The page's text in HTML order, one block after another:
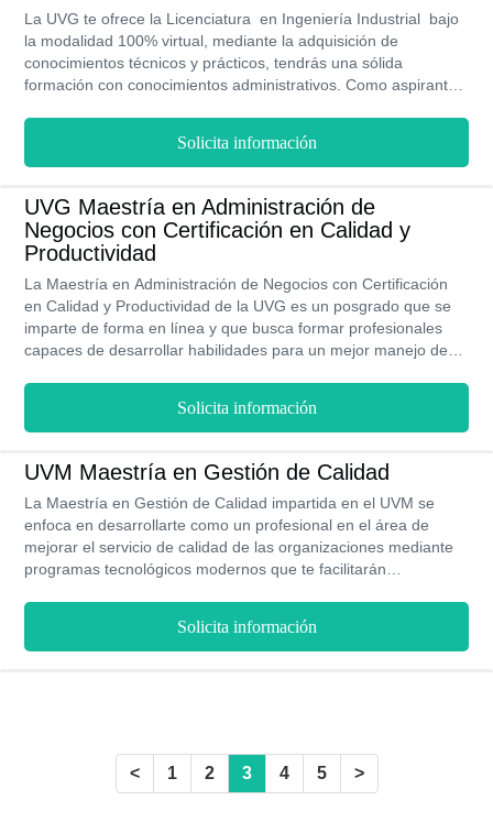
empresariales.
La UVG te ofrece la Licenciatura en Ingeniería Industrial bajo
la modalidad 100% virtual, mediante la adquisición de
conocimientos técnicos y prácticos, tendrás una sólida
formación con conocimientos administrativos. Como aspirante,
capacidad de análisis, liderazgo. Una vez egresado de la UVG
con tu Licenciatura en Ingeniería Industrial te encontrarás en
la capacidad de implementar estrategias en tu área, innovar
tecnológicamente y desarrollar negocios.
Solicita información
UVG Maestría en Administración de
Negocios con Certificación en Calidad y
Productividad
La Maestría en Administración de Negocios con Certificación
en Calidad y Productividad de la UVG es un posgrado que se
imparte de forma en línea y que busca formar profesionales
capaces de desarrollar habilidades para un mejor manejo de
ingeniería con la administración. Sus costos son accesibles y
sus programas de estudios cuentan con RVOE.
Solicita información
UVM Maestría en Gestión de Calidad
La Maestría en Gestión de Calidad impartida en el UVM se
enfoca en desarrollarte como un profesional en el área de
mejorar el servicio de calidad de las organizaciones mediante
programas tecnológicos modernos que te facilitarán
Solicita información
< 1 2 3 4 5 >